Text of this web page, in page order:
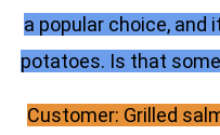
a popular choice, and
potatoes. Is that
Customer: Grilled